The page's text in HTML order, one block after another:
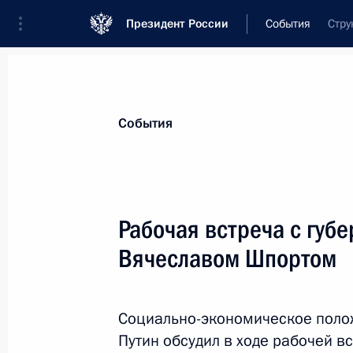
Президент России События
Новости
Послания Федеральному Собранию
Заявления по важнейшим вопросам
Речи и обращения
События
Рабочая встреча с
Вячеславом Шпортом
Социально-экономическое
Путин обсудил в ходе рабочей